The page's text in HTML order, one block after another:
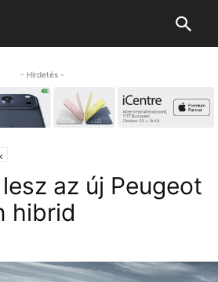
- Hirdetés -
az új Peugeot
hibrid